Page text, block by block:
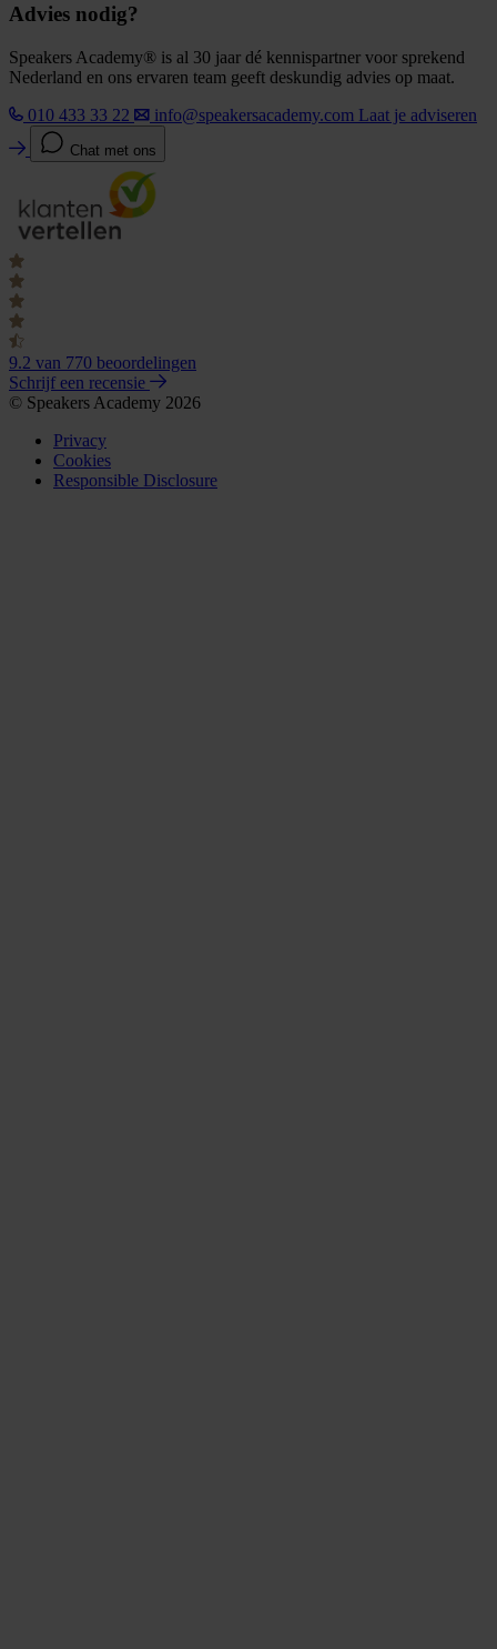
Advies nodig?
Speakers Academy® is al 30 jaar dé kennispartner voor sprekend
Nederland en ons ervaren team geeft deskundig advies op maat.
010 433 33 22
info@speakersacademy.com Laat je adviseren
Chat met ons
9.2 van 770 beoordelingen
Schrijf een recensie
© Speakers Academy 2026
Privacy
Cookies
Responsible Disclosure